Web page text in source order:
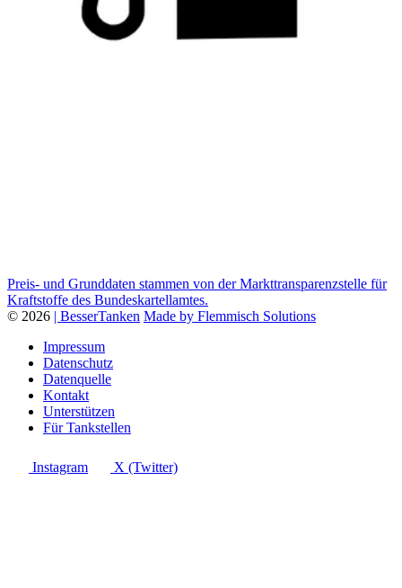
Preis- und Grunddaten stammen von der Markttransparenzstelle für
Kraftstoffe des Bundeskartellamtes.
© 2026 | BesserTanken Made by Flemmisch Solutions
Impressum
Datenschutz
Datenquelle
Kontakt
Unterstützen
Für Tankstellen
Instagram X (Twitter)